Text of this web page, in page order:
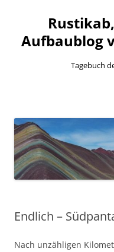
Aufbaublog
Tagebuch
Endlich –
Nach unzähligen